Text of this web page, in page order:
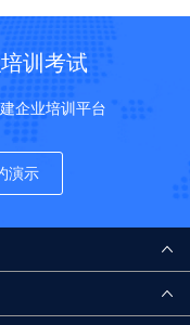
训考试
企业培训平台
演示